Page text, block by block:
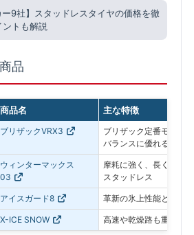
ー9社】スタッドレスタイヤの価格を徹
トも解説
品
商品名 主な特徴
ブリザックVRX3
ブリザック定番モデル
バランスに優れる
ウィンターマックス
03
摩耗に強く、長く使い
スタッドレス
アイスガード8 革新の氷上性能と静粛
X-ICE SNOW 高速や乾燥路も重視し